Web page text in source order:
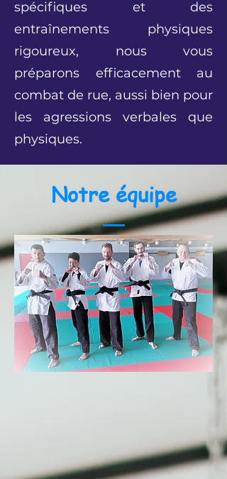
spécifiques et des
entraînements physiques
rigoureux, nous vous
préparons efficacement au
combat de rue, aussi bien pour
les agressions verbales que
physiques.
Notre équipe